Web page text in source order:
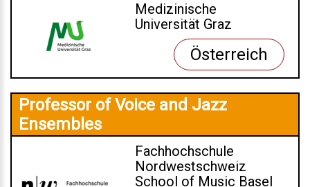
Medizinische
Universität Graz
Österreich
Professor of Voice and Jazz
Ensembles
Fachhochschule
Nordwestschweiz
School of Music Basel